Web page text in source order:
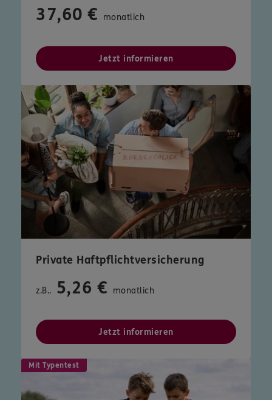
37,60 € monatlich
Jetzt informieren
Private Haftpflichtversicherung
z.B.. 5,26 € monatlich
Jetzt informieren
Mit Typentest